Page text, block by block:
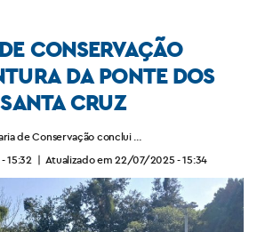
CONSERVAÇÃO
DA PONTE DOS
CRUZ
de Conservação conclui pintura da Ponte dos
15:32 | Atualizado em 22/07/2025 - 15:34